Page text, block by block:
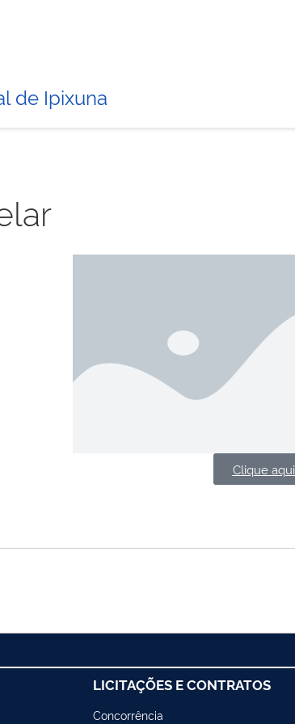
de Ipixuna
Clique aqui
LICITAÇÕES E CONTRATOS
Concorrência